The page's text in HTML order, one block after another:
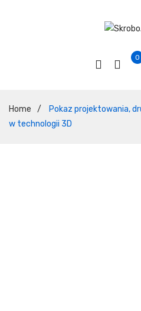
0
Home /
Pokaz projektowania,
w technologii 3D